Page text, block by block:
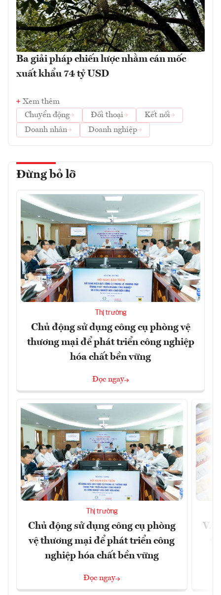
Ba giải pháp chiến lược nhằm cán mốc
xuất khẩu 74 tỷ USD
Xem thêm
Chuyển động
Đối thoại
Kết nối
Doanh nhân
Doanh nghiệp
Đừng bỏ lỡ
Thị trường
Chủ động sử dụng công cụ phòng vệ
thương mại để phát triển công nghiệp
hóa chất bền vững
Đọc ngay
Thị trường
Chủ động sử dụng công cụ phòng
vệ thương mại để phát triển công
nghiệp hóa chất bền vững
Đọc ngay